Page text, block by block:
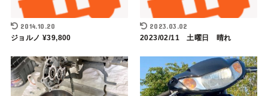
2014.10.20
ジョルノ ¥39,800
2023.03.02
2023/02/11 土曜日 晴れ